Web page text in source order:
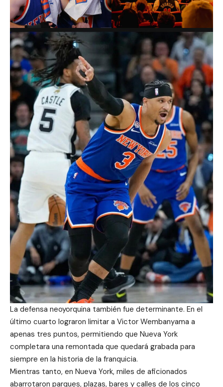
La defensa neoyorquina también fue determinante. En el
último cuarto lograron limitar a Victor Wembanyama a
apenas tres puntos, permitiendo que Nueva York
completara una remontada que quedará grabada para
siempre en la historia de la franquicia.
Mientras tanto, en Nueva York, miles de aficionados
abarrotaron parques, plazas, bares y calles de los cinco